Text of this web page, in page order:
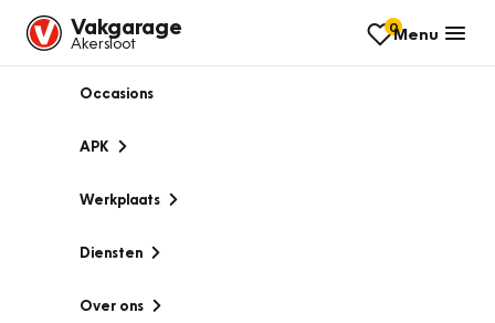
Vakgarage
Akersloot
0Menu
Occasions
APK
Werkplaats
Diensten
Over ons